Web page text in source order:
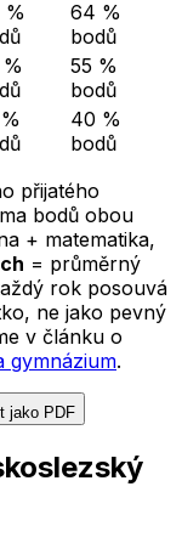
%
64 %
bodů
55 %
bodů
40 %
bodů
přijatého
bodů obou
+ matematika,
= průměrný
rok posouvá
ne jako pevný
v článku o
gymnázium.
jako PDF